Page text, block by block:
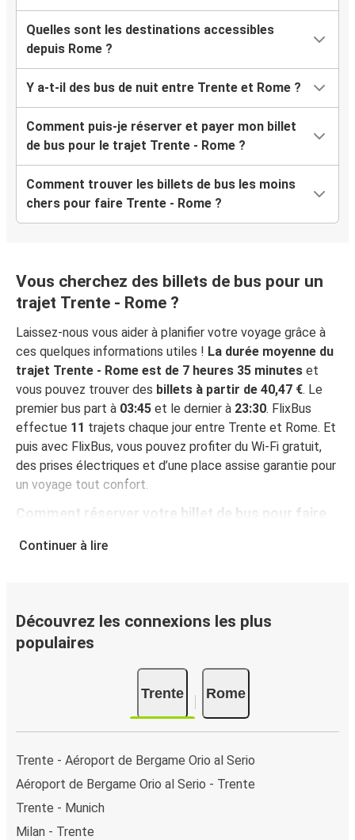
Quelles sont les destinations accessibles
depuis Rome ?
Y a-t-il des bus de nuit entre Trente et Rome ?
Comment puis-je réserver et payer mon billet
de bus pour le trajet Trente - Rome ?
Comment trouver les billets de bus les moins
chers pour faire Trente - Rome ?
Vous cherchez des billets de bus pour un
trajet Trente - Rome ?
Laissez-nous vous aider à planifier votre voyage grâce à
ces quelques informations utiles ! La durée moyenne du
trajet Trente - Rome est de 7 heures 35 minutes et
vous pouvez trouver des billets à partir de 40,47 €. Le
premier bus part à 03:45 et le dernier à 23:30. FlixBus
effectue 11 trajets chaque jour entre Trente et Rome. Et
puis avec FlixBus, vous pouvez profiter du Wi-Fi gratuit,
des prises électriques et d’une place assise garantie pour
un voyage tout confort.
Comment réserver votre billet de bus pour faire
en ligne, vous pouvez choisir entre différents modes de
paiement sécurisés : carte bancaire, PayPal, Google Pay
ou encore Apple Pay. Vous pouvez également payer en
espèces (dans un point de vente ou lorsque vous montez
Continuer à lire
Découvrez les connexions les plus
populaires
Trente Rome
Trente - Aéroport de Bergame Orio al Serio
Aéroport de Bergame Orio al Serio - Trente
Trente - Munich
Milan - Trente